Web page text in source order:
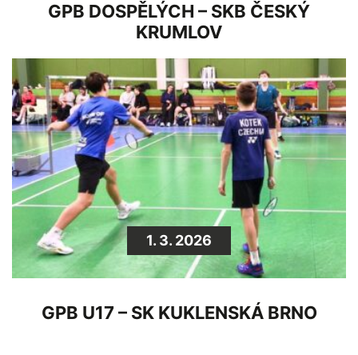
GPB DOSPĚLÝCH – SKB ČESKÝ
KRUMLOV
1. 3. 2026
GPB U17 – SK KUKLENSKÁ BRNO